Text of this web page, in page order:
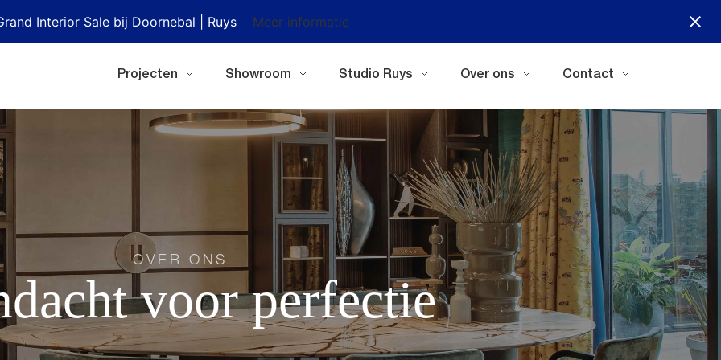
Interior Sale bij Doornebal | Ruys Meer informatie
Projecten Showroom Studio Ruys Over ons Contact
OVER ONS
voor perfectie